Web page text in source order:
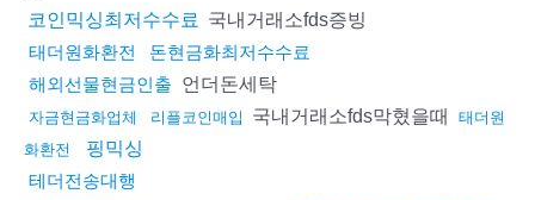
코인믹싱최저수수료 국내거래소fds증빙
태더원화환전
돈현금화최저수수료
해외선물현금인출 언더돈세탁
자금현금화업체 리플코인매입 국내거래소fds막혔을때
태더원
화환전
핑믹싱
테더전송대행